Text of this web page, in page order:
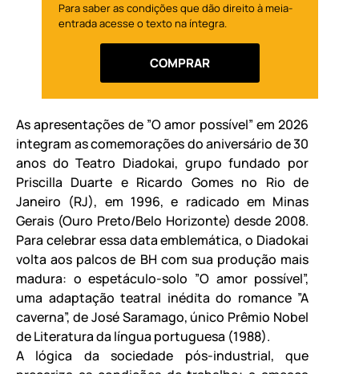
Para saber as condições que dão direito à meia-
entrada acesse o texto na íntegra.
COMPRAR
As apresentações de ”O amor possível” em 2026
integram as comemorações do aniversário de 30
anos do Teatro Diadokai, grupo fundado por
Priscilla Duarte e Ricardo Gomes no Rio de
Janeiro (RJ), em 1996, e radicado em Minas
Gerais (Ouro Preto/Belo Horizonte) desde 2008.
Para celebrar essa data emblemática, o Diadokai
volta aos palcos de BH com sua produção mais
madura: o espetáculo-solo ”O amor possível”,
uma adaptação teatral inédita do romance ”A
caverna”, de José Saramago, único Prêmio Nobel
de Literatura da língua portuguesa (1988).
A lógica da sociedade pós-industrial, que